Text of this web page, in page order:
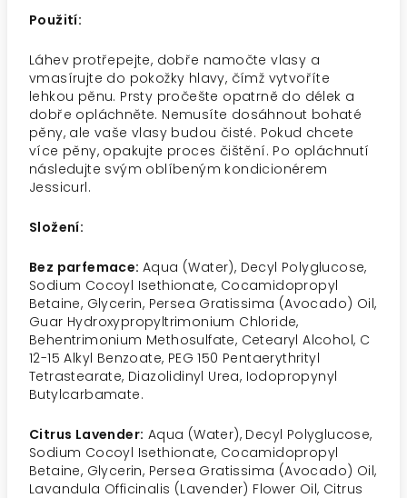
Použití:
Láhev protřepejte, dobře namočte vlasy a
vmasírujte do pokožky hlavy, čímž vytvoříte
lehkou pěnu. Prsty pročešte opatrně do délek a
dobře opláchněte. Nemusíte dosáhnout bohaté
pěny, ale vaše vlasy budou čisté. Pokud chcete
více pěny, opakujte proces čištění. Po opláchnutí
následujte svým oblíbeným kondicionérem
Jessicurl.
Složení:
Bez parfemace: Aqua (Water), Decyl Polyglucose,
Sodium Cocoyl Isethionate, Cocamidopropyl
Betaine, Glycerin, Persea Gratissima (Avocado) Oil,
Guar Hydroxypropyltrimonium Chloride,
Behentrimonium Methosulfate, Cetearyl Alcohol, C
12-15 Alkyl Benzoate, PEG 150 Pentaerythrityl
Tetrastearate, Diazolidinyl Urea, Iodopropynyl
Butylcarbamate.
Citrus Lavender: Aqua (Water), Decyl Polyglucose,
Sodium Cocoyl Isethionate, Cocamidopropyl
Betaine, Glycerin, Persea Gratissima (Avocado) Oil,
Lavandula Officinalis (Lavender) Flower Oil, Citrus